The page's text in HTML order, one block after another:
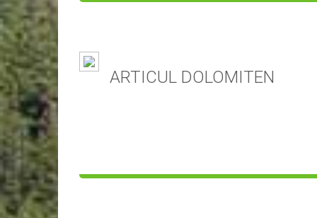
ARTICUL DOLOMITEN